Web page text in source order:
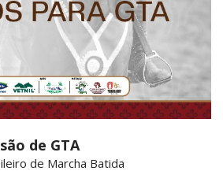
de GTA
de Marcha Batida